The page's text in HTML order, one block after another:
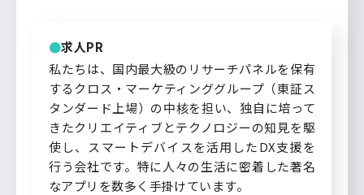
求人PR
私たちは、国内最大級のリサーチパネルを保有
するクロス・マーケティンググループ（東証ス
タンダード上場）の中核を担い、独自に培って
きたクリエイティブとテクノロジーの知見を駆
使し、スマートデバイスを活用したDX支援を
行う会社です。特に人々の生活に密着した著名
なアプリを数多く手掛けています。